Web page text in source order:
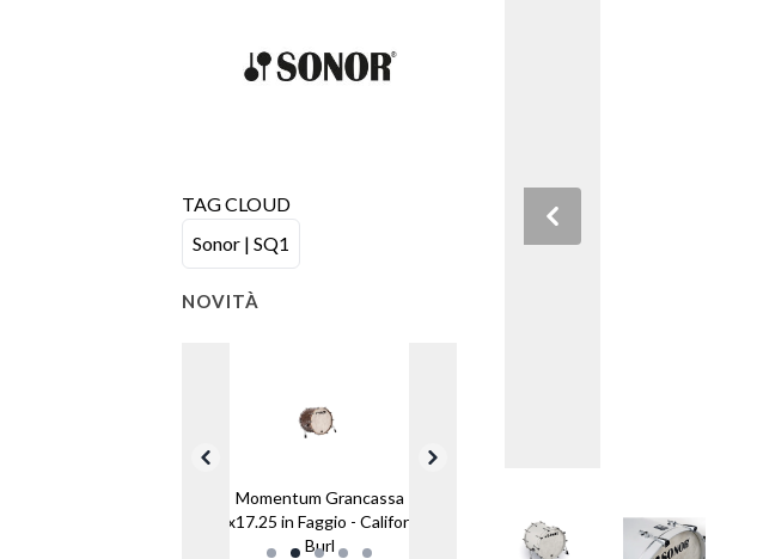
TAG CLOUD
Sonor | SQ1
NOVITÀ
Momentum Grancassa
22x17.25 in Faggio - California
Burl
Previous